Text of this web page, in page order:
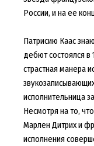
России, и на ее
Патрисию Каас
дебют состоялся в
страстная манера
исполнительница
Несмотря на то,
Марлен Дитрих и
исполнения